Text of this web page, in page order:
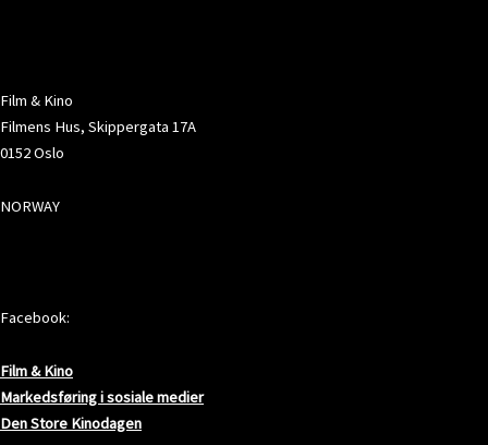
Film & Kino
Filmens Hus, Skippergata 17A
0152 Oslo
NORWAY
Facebook:
Film & Kino
Markedsføring i sosiale medier
Den Store Kinodagen